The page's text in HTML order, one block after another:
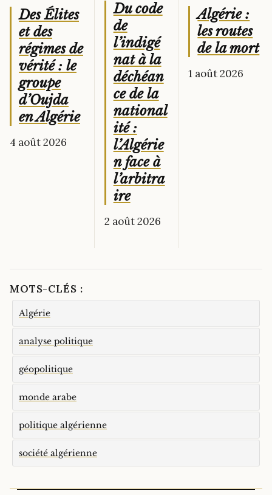
Des Élites
et des
régimes de
vérité : le
groupe
d’Oujda
en Algérie
4 août 2026
Du code
de
l’indigé
nat à la
déchéan
ce de la
national
ité :
l’Algérie
n face à
l’arbitra
ire
2 août 2026
Algérie :
les routes
de la mort
1 août 2026
MOTS-CLÉS :
Algérie
analyse politique
géopolitique
monde arabe
politique algérienne
société algérienne